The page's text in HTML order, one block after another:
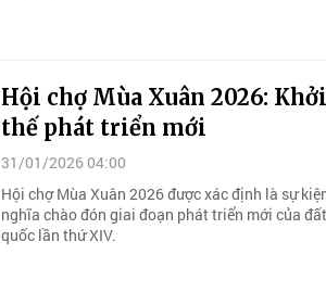
Hội chợ Mùa Xuân 2026:
thế phát triển mới
31/01/2026 04:00
Hội chợ Mùa Xuân 2026 được xác định là sự
nghĩa chào đón giai đoạn phát triển mới của
quốc lần thứ XIV.